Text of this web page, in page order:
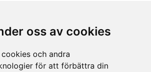
oss av cookies
och andra
för att förbättra din